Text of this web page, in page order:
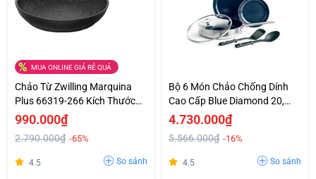
MUA ONLINE GIÁ RẺ QUÁ
Chảo Từ Zwilling Marquina
Plus 66319-266 Kích Thước
Lớn 26cm Made In Italy
990.000₫
2.790.000₫ -65%
4.5 So sánh
Bộ 6 Món Chảo Chống Dính
Cao Cấp Blue Diamond 20,
2x28Cm & Nắp Kính, Xẻng,
4.730.000₫
5.566.000₫ -16%
4.5 So sánh